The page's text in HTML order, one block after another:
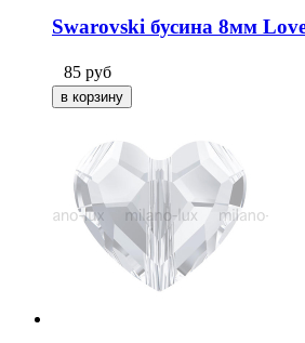
Swarovski бусина 8мм
85 руб